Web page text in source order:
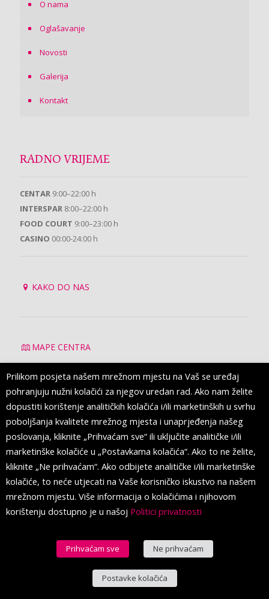
O nama
Oglašavanje
Novosti
Galerija
Kontakt
RADNO VRIJEME
CENTAR 9:00–22:00 h
INTERSPAR 8:00–22:00 h
FOOD COURT 9:00–23:00 h
CASINO 00:00-24:00 h
KAKO DO NAS
MAPE CENTRA
Politika privatnosti
Uvjeti korištenja
MALL OF SPLIT
trgovačkih brendova te niz svjetskih modnih marki koje se po
prvi put pojavljuju u Splitu.
Prilikom posjeta našem mrežnom mjestu na Vaš se uređaj
pohranjuju nužni kolačići za njegov uredan rad. Ako nam želite
dopustiti korištenje analitičkih kolačića i/ili marketinških u svrhu
poboljšanja kvalitete mrežnog mjesta i unaprjeđenja našeg
poslovanja, kliknite „Prihvaćam sve“ ili uključite analitičke i/ili
marketinške kolačiće u „Postavkama kolačića“. Ako to ne želite,
kliknite „Ne prihvaćam“. Ako odbijete analitičke i/ili marketinške
kolačiće, to neće utjecati na Vaše korisničko iskustvo na našem
mrežnom mjestu. Više informacija o kolačićima i njihovom
korištenju dostupno je u našoj Politici privatnosti
Prihvaćam sve Ne prihvaćam
Postavke kolačića